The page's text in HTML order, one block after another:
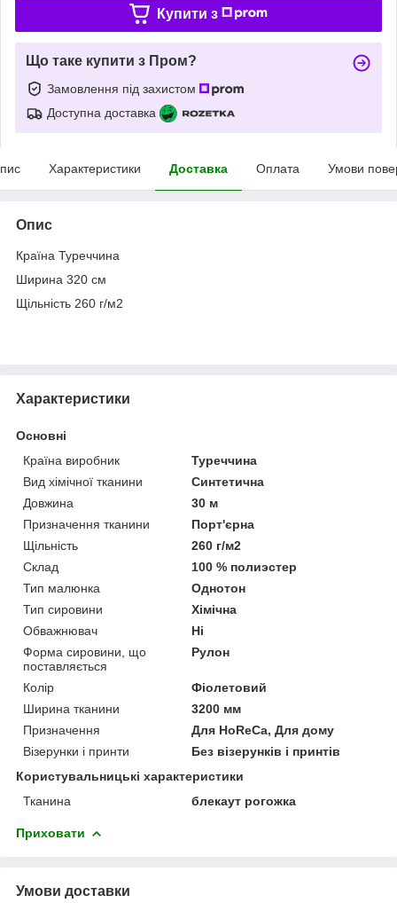
Купити з
Що таке купити з Пром?
Замовлення під захистом
Доступна доставка
Характеристики Доставка Оплата Умови
Опис
Країна Туреччина
Ширина 320 см
Щільність 260 г/м2
Характеристики
Основні
Країна виробник
Туреччина
Вид хімічної тканини
Синтетична
Довжина
30 м
Призначення тканини
Порт'єрна
Щільність
260 г/м2
Склад
100 % полиэстер
Тип малюнка
Однотон
Тип сировини
Хімічна
Обважнювач
Ні
Форма сировини, що
поставляється
Рулон
Колір
Фіолетовий
Ширина тканини
3200 мм
Призначення
Для HoReCa, Для дому
Візерунки і принти
Без візерунків і принтів
Користувальницькі характеристики
Тканина
блекаут рогожка
Приховати
Умови доставки